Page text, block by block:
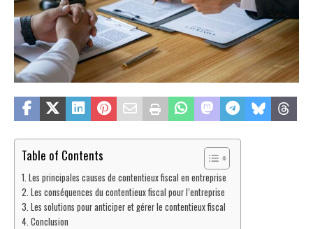
Table of Contents
Les principales causes de contentieux fiscal en entreprise
Les conséquences du contentieux fiscal pour l’entreprise
Les solutions pour anticiper et gérer le contentieux fiscal
Conclusion